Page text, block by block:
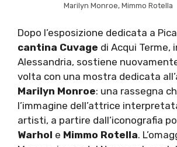
Marilyn Monroe, Mimmo Rotella
Dopo l’esposizione dedicata a
cantina Cuvage di Acqui Terme,
Alessandria, sostiene
volta con una mostra dedicata
Marilyn Monroe: una rassegna
l’immagine dell’attrice
artisti, a partire dall’iconografia
Warhol e Mimmo Rotella.